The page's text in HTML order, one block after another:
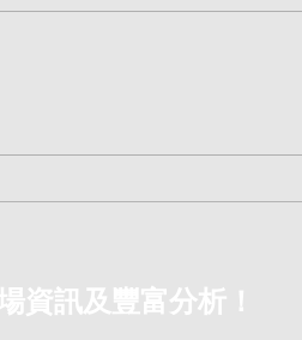
資訊及豐富分析！